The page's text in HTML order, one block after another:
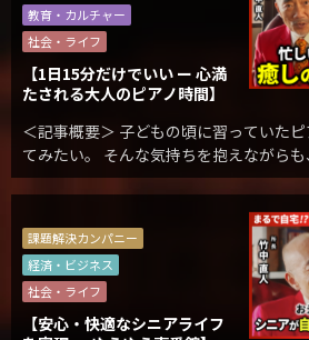
教育・カルチャー
社会・ライフ
【1日15分だけでいい ー 心満
たされる大人のピアノ時間】
＜記事概要＞ 子どもの頃に習っていた
てみたい。 そんな気持ちを抱えながら
れ、なかなか時間を確保できないのが現
興味はあっても「未経験だから不安…
課題解決カンパニー
経済・ビジネス
社会・ライフ
【安心・快適なシニアライフ